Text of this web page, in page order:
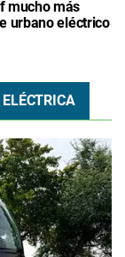
mucho más
urbano eléctrico